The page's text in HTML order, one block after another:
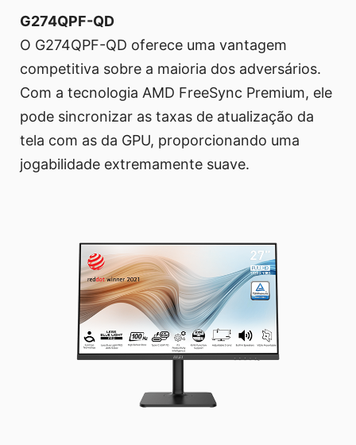
G274QPF-QD
O G274QPF-QD oferece uma vantagem
competitiva sobre a maioria dos adversários.
Com a tecnologia AMD FreeSync Premium, ele
pode sincronizar as taxas de atualização da
tela com as da GPU, proporcionando uma
jogabilidade extremamente suave.